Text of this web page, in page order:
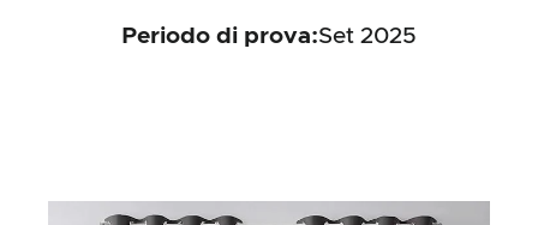
Periodo di prova:Set 2025